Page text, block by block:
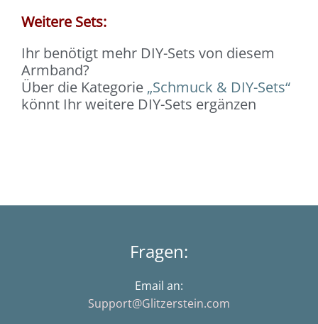
Weitere Sets:
Ihr benötigt mehr DIY-Sets von diesem
Armband?
Über die Kategorie „Schmuck & DIY-Sets“
könnt Ihr weitere DIY-Sets ergänzen
Fragen:
Email an:
Support@Glitzerstein.com